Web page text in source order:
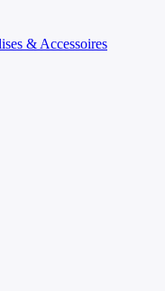
& Accessoires